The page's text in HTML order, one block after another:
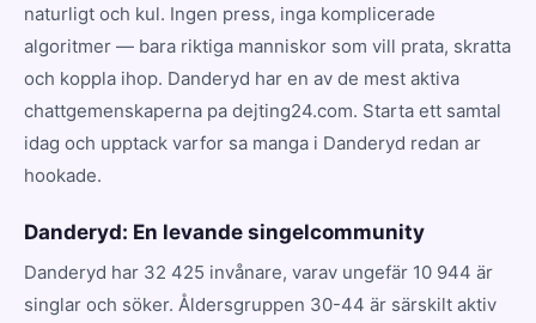
naturligt och kul. Ingen press, inga komplicerade
algoritmer — bara riktiga manniskor som vill prata, skratta
och koppla ihop. Danderyd har en av de mest aktiva
chattgemenskaperna pa dejting24.com. Starta ett samtal
idag och upptack varfor sa manga i Danderyd redan ar
hookade.
Danderyd: En levande singelcommunity
Danderyd har 32 425 invånare, varav ungefär 10 944 är
singlar och söker. Åldersgruppen 30-44 är särskilt aktiv